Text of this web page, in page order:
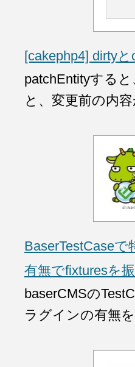
[cakephp4] dirtyと
patchEntityする
と、変更前の内
BaserTestCase
有無でfixturesを
baserCMSの
ラグインの有無